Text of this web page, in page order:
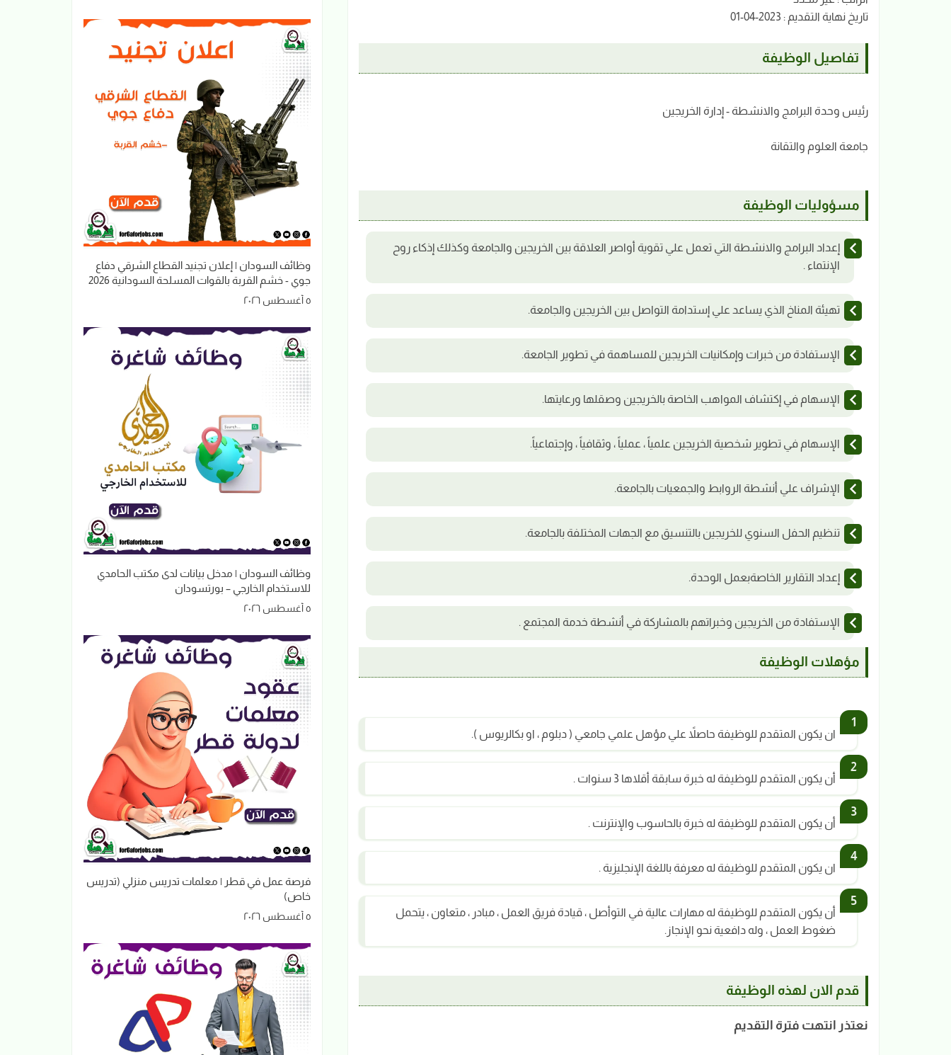
تاريخ نهاية التقديم : 2023-04-01
تفاصيل الوظيفة
رئيس وحدة البرامج والانشطة - إدارة الخريجين
جامعة العلوم والتقانة
مسؤوليات الوظيفة
إعداد البرامج والانشطة التي تعمل علي تقوية أواصر العلاقة بين الخريجين والجامعة وكذلك إذكاء روح
الإنتماء .
تهيئة المناخ الذي يساعد علي إستدامة التواصل بين الخريجين والجامعة.
الإستفادة من خبرات وإمكانيات الخريجين للمساهمة في تطوير الجامعة.
الإسهام في إكتشاف المواهب الخاصة بالخريجين وصقلها ورعايتها.
الإسهام في تطوير شخصية الخريجين علمياً ، عملياً ، وثقافياً ، وإجتماعياً.
الإشراف علي أنشطة الروابط والجمعيات بالجامعة.
تنظيم الحفل السنوي للخريجين بالتنسيق مع الجهات المختلفة بالجامعة.
إعداد التقارير الخاصةبعمل الوحدة.
الإستفادة من الخريجين وخبراتهم بالمشاركة في أنشطة خدمة المجتمع .
مؤهلات الوظيفة
ان يكون المتقدم للوظيفة حاصلاً علي مؤهل علمي جامعي ( دبلوم ، او بكالريوس ).
أن يكون المتقدم للوظيفة له خبرة سابقة أقلاها 3 سنوات .
أن يكون المتقدم للوظيفة له خبرة بالحاسوب والإنترنت .
ان يكون المتقدم للوظيفة له معرفة باللغة الإنجليزية .
أن يكون المتقدم للوظيفة له مهارات عالية في التوأصل ، قيادة فريق العمل ، مبادر ، متعاون ، يتحمل
ضغوط العمل ، وله دافعية نحو الإنجاز.
قدم الان لهذه الوظيفة
نعتذر انتهت فترة التقديم
وظائف السودان | إعلان تجنيد القطاع الشرقي دفاع
جوي - خشم القربة بالقوات المسلحة السودانية 2026
٥ أغسطس ٢٠٢٦
وظائف السودان | مدخل بيانات لدى مكتب الحامدي
للاستخدام الخارجي – بورتسودان
٥ أغسطس ٢٠٢٦
فرصة عمل في قطر | معلمات تدريس منزلي (تدريس
خاص)
٥ أغسطس ٢٠٢٦